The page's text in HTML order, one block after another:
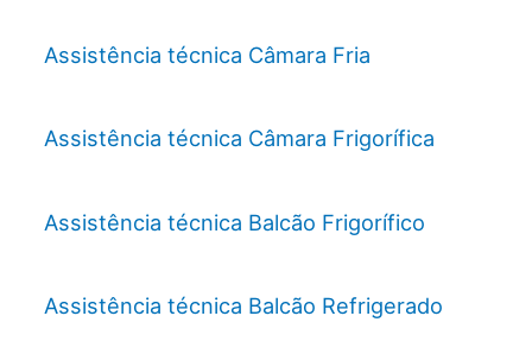
Assistência técnica Câmara Fria
Assistência técnica Câmara Frigorífica
Assistência técnica Balcão Frigorífico
Assistência técnica Balcão Refrigerado